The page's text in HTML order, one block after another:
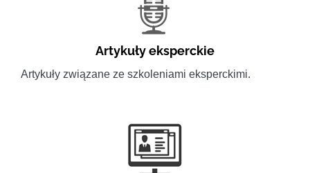
Artykuły eksperckie
Artykuły związane ze szkoleniami eksperckimi.